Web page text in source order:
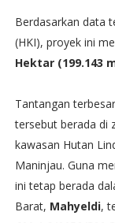
Berdasarkan data
(HKI), proyek ini
Hektar (199.143
​Tantangan
tersebut berada di
kawasan Hutan
Maninjau. Guna
ini tetap berada
Barat, Mahyeldi,